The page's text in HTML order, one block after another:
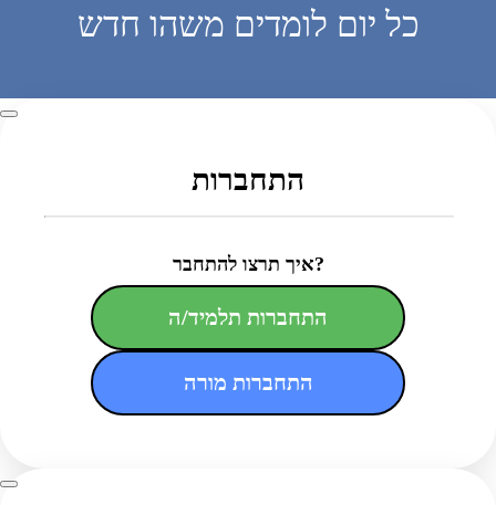
כל יום לומדים משהו חדש
התחברות
איך תרצו להתחבר?
התחברות תלמיד/ה
התחברות מורה